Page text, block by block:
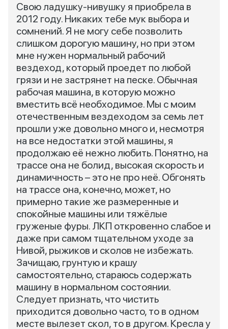
Свою ладушку-нивушку я приобрела в
2012 году. Никаких тебе мук выбора и
сомнений. Я не могу себе позволить
слишком дорогую машину, но при этом
мне нужен нормальный рабочий
вездеход, который проедет по любой
грязи и не застрянет на песке. Обычная
рабочая машина, в которую можно
вместить всё необходимое. Мы с моим
отечественным вездеходом за семь лет
прошли уже довольно много и, несмотря
на все недостатки этой машины, я
продолжаю её нежно любить. Понятно, на
трассе она не болид, высокая скорость и
динамичность – это не про неё. Обгонять
на трассе она, конечно, может, но
примерно такие же размеренные и
спокойные машины или тяжёлые
груженые фуры. ЛКП откровенно слабое и
даже при самом тщательном уходе за
Нивой, рыжиков и сколов не избежать.
Зачищаю, грунтую и крашу
самостоятельно, стараюсь содержать
машину в нормальном состоянии.
Следует признать, что чистить
приходится довольно часто, то в одном
месте вылезет скол, то в другом. Кресла у